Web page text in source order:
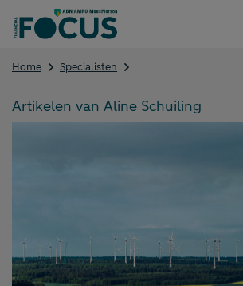
naar
Home Specialisten
Artikelen van Aline Schuiling